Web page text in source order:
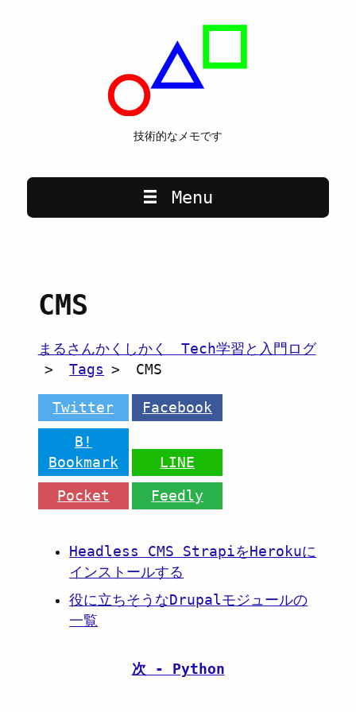
技術的なメモです
Main navigation
Menu
CMS
まるさんかくしかく Tech学習と入門ログ
Tags
CMS
Twitter Facebook
B!
Bookmark
LINE
Pocket Feedly
Headless CMS StrapiをHerokuに
インストールする
役に立ちそうなDrupalモジュールの
一覧
次 - Python